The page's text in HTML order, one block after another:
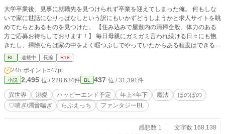
大学卒業後、見事に就職先を見つけられず卒業を迎えてしまった俺。 何もしな
いで家に世話になりっぱなしという訳にもいかずどうしようかと求人サイトを眺
めてたらとあるものを見つけた。 【住み込みで屋敷内の清掃全般、体力のある
方ご応募お待ちしております！】 毎日母親にガミガミ言われ続ける日々にも飽
きたし、掃除ならば家の中をよく暇つぶしでやっていたからある程度はできる。
体力もまぁ…何とかなるだろう！ そんなふうに気軽に応募をしてしまったのが
運の尽き…｡ 応募した屋敷内にはなんと……魔法使いが主人をしていたのだっ
た。 他のサイトでも投稿しています。
BL 連載中 長編 R18
24h.ポイント 547pt
小説 2,495 位 / 228,634件 BL 437 位 / 31,391件
異世界 溺愛 ハッピーエンド予定 年上×年下 魔法
ほのぼの
♡喘ぎ/濁音喘ぎ
らぶえっち ファンタジーBL
感想数 1
文字数 168,138